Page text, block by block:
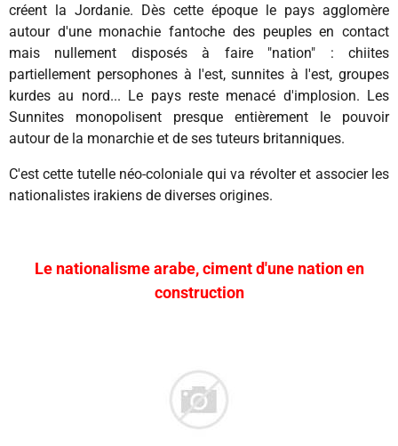
créent la Jordanie. Dès cette époque le pays agglomère
autour d'une monachie fantoche des peuples en contact
mais nullement disposés à faire "nation" : chiites
partiellement persophones à l'est, sunnites à l'est, groupes
kurdes au nord... Le pays reste menacé d'implosion. Les
Sunnites monopolisent presque entièrement le pouvoir
autour de la monarchie et de ses tuteurs britanniques.
C'est cette tutelle néo-coloniale qui va révolter et associer les
nationalistes irakiens de diverses origines.
Le nationalisme arabe, ciment d'une nation en
construction